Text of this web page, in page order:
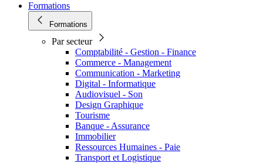
Formations
Formations
Par secteur
Comptabilité - Gestion - Finance
Commerce - Management
Communication - Marketing
Digital - Informatique
Audiovisuel - Son
Design Graphique
Tourisme
Banque - Assurance
Immobilier
Ressources Humaines - Paie
Transport et Logistique